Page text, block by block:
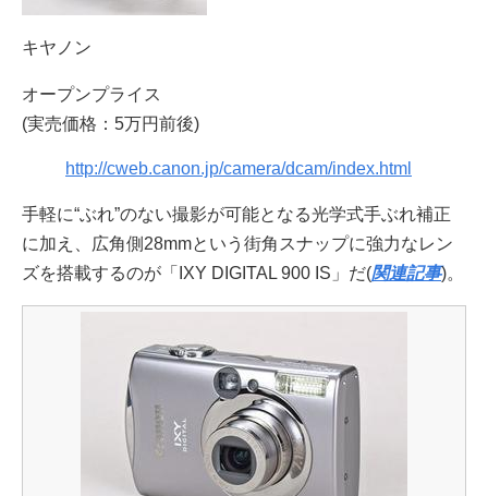
キヤノン
オープンプライス
(実売価格：5万円前後)
http://cweb.canon.jp/camera/dcam/index.html
手軽に“ぶれ”のない撮影が可能となる光学式手ぶれ補正
に加え、広角側28mmという街角スナップに強力なレン
ズを搭載するのが「IXY DIGITAL 900 IS」だ(関連記事)。